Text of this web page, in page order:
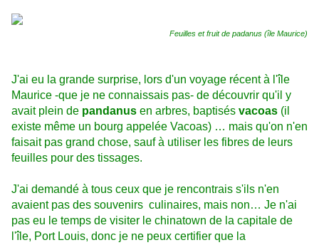
Feuilles et fruit de padanus (île Maurice)
J'ai eu la grande surprise, lors d'un voyage récent à l'île
Maurice -que je ne connaissais pas- de découvrir qu'il y
avait plein de pandanus en arbres, baptisés vacoas (il
existe même un bourg appelée Vacoas) … mais qu'on n'en
faisait pas grand chose, sauf à utiliser les fibres de leurs
feuilles pour des tissages.
J'ai demandé à tous ceux que je rencontrais s'ils n'en
avaient pas des souvenirs culinaires, mais non… Je n'ai
pas eu le temps de visiter le chinatown de la capitale de
l'île, Port Louis, donc je ne peux certifier que la